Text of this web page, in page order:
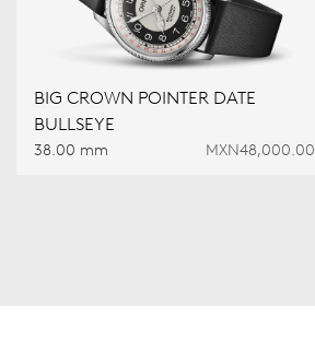
BIG CROWN POINTER DATE
BULLSEYE
38.00 mm MXN48,000.00